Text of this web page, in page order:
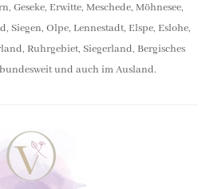
Geseke, Erwitte, Meschede, Möhnesee,
Siegen, Olpe, Lennestadt, Elspe, Eslohe,
Ruhrgebiet, Siegerland, Bergisches
bundesweit und auch im Ausland.